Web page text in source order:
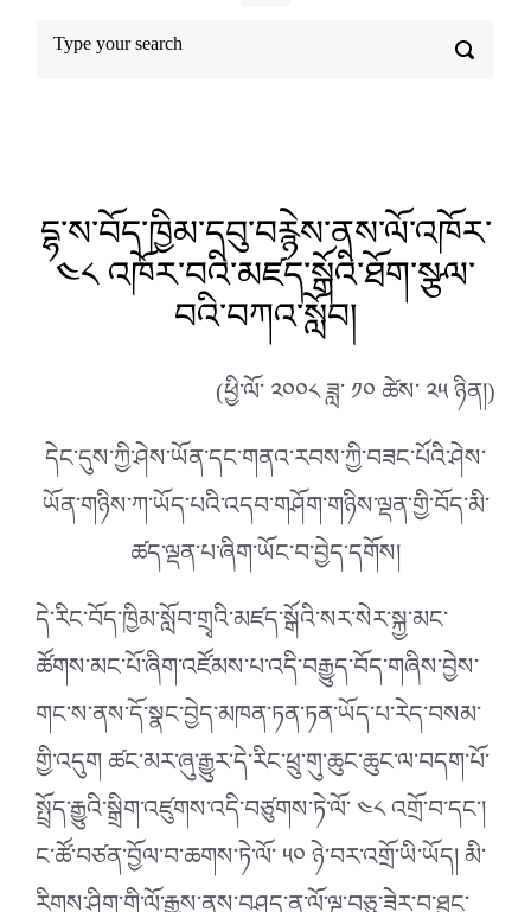
དྷ་ས་བོད་ཁྱིམ་དབུ་བརྙེས་ནས་ལོ་འཁོར་
༤༨ འཁོར་བའི་མཛད་སྒོའི་ཐོག་སྩལ་
བའི་བཀའ་སློབ།
(ཕྱི་ལོ་ ༢༠༠༨ ཟླ་ ༡༠ ཚེས་ ༢༥ ཉིན།)
དེང་དུས་ཀྱི་ཤེས་ཡོན་དང་གནའ་རབས་ཀྱི་བཟང་པོའི་ཤེས་
ཡོན་གཉིས་ཀ་ཡོད་པའི་འདབ་གཤོག་གཉིས་ལྡན་གྱི་བོད་མི་
ཚད་ལྡན་པ་ཞིག་ཡོང་བ་བྱེད་དགོས།
དེ་རིང་བོད་ཁྱིམ་སློབ་གྲྭའི་མཛད་སྒོའི་སར་སེར་སྐྱ་མང་
ཚོགས་མང་པོ་ཞིག་འཛོམས་པ་འདི་བརྒྱུད་བོད་གཞིས་བྱེས་
གང་ས་ནས་དོ་སྣང་བྱེད་མཁན་ཏན་ཏན་ཡོད་པ་རེད་བསམ་
གྱི་འདུགཚང་མར་ཞུ་རྒྱུར་དེ་རིང་ཕྲུ་གུ་ཆུང་ཆུང་ལ་བདག་པོ་
སྤྲོད་རྒྱུའི་སྒྲིག་འཛུགས་འདི་བཙུགས་ཏེ་ལོ་ ༤༨ འགྲོ་བ་དང༌།
ང་ཚོ་བཙན་བྱོལ་བ་ཆགས་ཏེ་ལོ་ ༥༠ ཉེ་བར་འགྲོ་ཡི་ཡོད། མི་